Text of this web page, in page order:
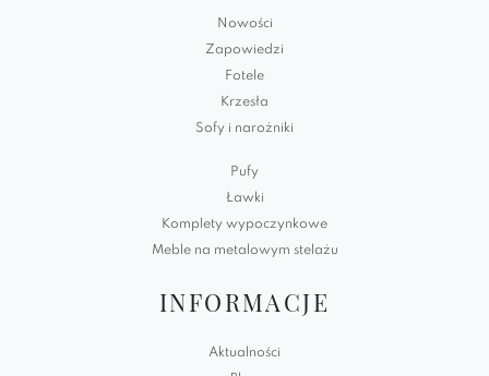
Nowości
Zapowiedzi
Fotele
Krzesła
Sofy i narożniki
Pufy
Ławki
Komplety wypoczynkowe
Meble na metalowym stelażu
INFORMACJE
Aktualności